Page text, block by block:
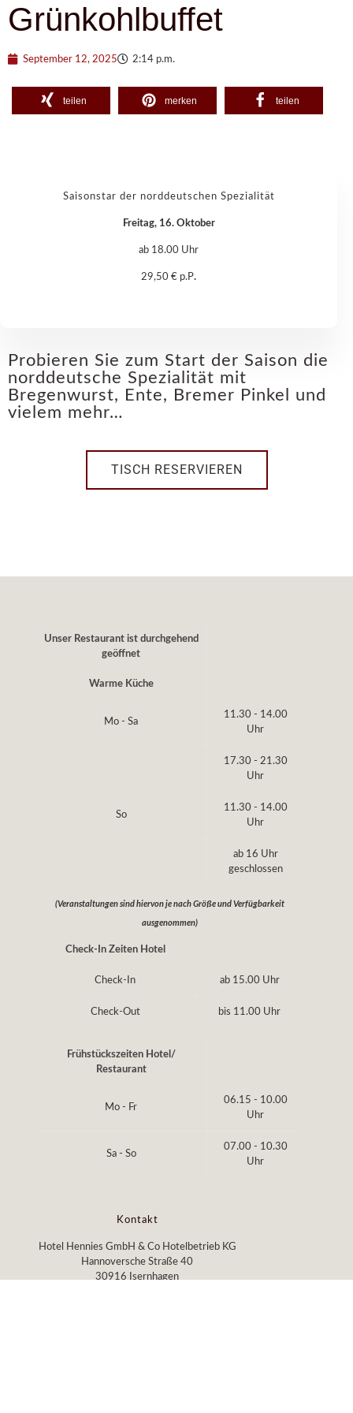
Grünkohlbuffet
September 12, 2025 2:14 p.m.
teilen merken teilen
Saisonstar der norddeutschen Spezialität
Freitag, 16. Oktober
ab 18.00 Uhr
29,50 € p.P.
Probieren Sie zum Start der Saison die
norddeutsche Spezialität mit
Bregenwurst, Ente, Bremer Pinkel und
vielem mehr…
TISCH RESERVIEREN
Unser Restaurant ist durchgehend
geöffnet
Warme Küche
Mo - Sa
11.30 - 14.00
Uhr
17.30 - 21.30
Uhr
So
11.30 - 14.00
Uhr
ab 16 Uhr
geschlossen
(Veranstaltungen sind hiervon je nach Größe und Verfügbarkeit
ausgenommen)
Check-In Zeiten Hotel
Check-In ab 15.00 Uhr
Check-Out bis 11.00 Uhr
Frühstückszeiten Hotel/
Restaurant
Mo - Fr
06.15 - 10.00
Uhr
Sa - So
07.00 - 10.30
Uhr
Kontakt
Hotel Hennies GmbH & Co Hotelbetrieb KG
Hannoversche Straße 40
30916 Isernhagen